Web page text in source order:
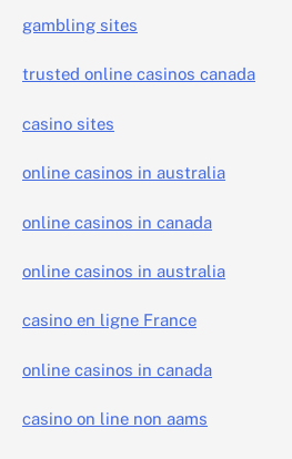
gambling sites
trusted online casinos canada
casino sites
online casinos in australia
online casinos in canada
online casinos in australia
casino en ligne France
online casinos in canada
casino on line non aams